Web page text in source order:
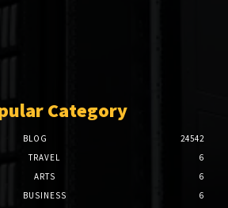
Category
BLOG
24542
TRAVEL
6
ARTS
6
BUSINESS
6